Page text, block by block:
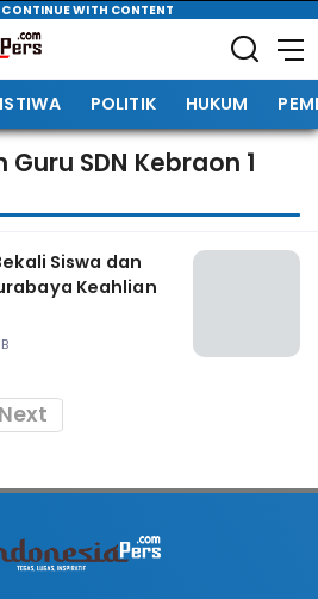
CONTINUE WITH CONTENT
POLITIK HUKUM
SDN Kebraon 1
Siswa dan
Keahlian
Next